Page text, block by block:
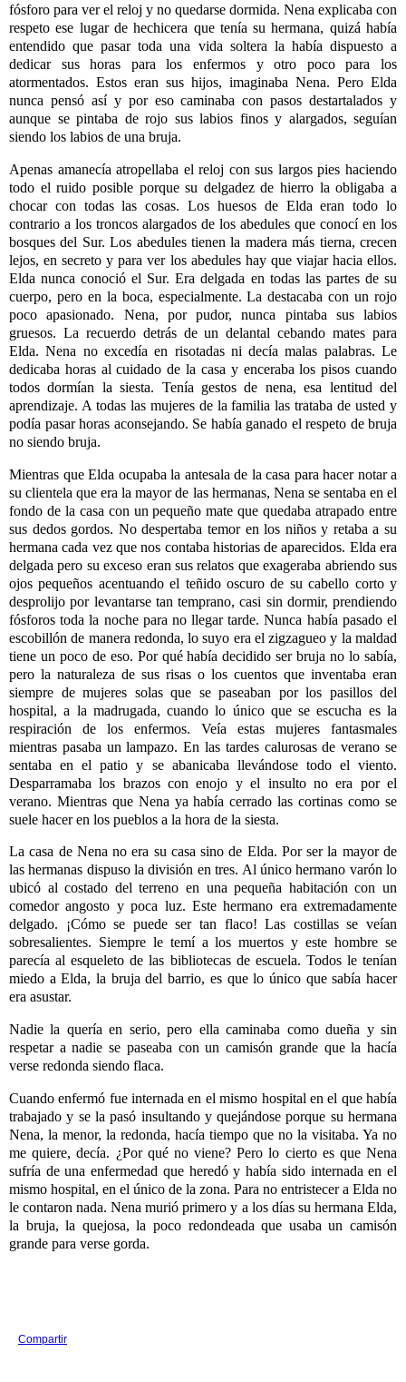
fósforo para ver el reloj y no quedarse dormida. Nena explicaba con
respeto ese lugar de hechicera que tenía su hermana, quizá había
entendido que pasar toda una vida soltera la había dispuesto a
dedicar sus horas para los enfermos y otro poco para los
atormentados. Estos eran sus hijos, imaginaba Nena. Pero Elda
nunca pensó así y por eso caminaba con pasos destartalados y
aunque se pintaba de rojo sus labios finos y alargados, seguían
siendo los labios de una bruja.
Apenas amanecía atropellaba el reloj con sus largos pies haciendo
todo el ruido posible porque su delgadez de hierro la obligaba a
chocar con todas las cosas. Los huesos de Elda eran todo lo
contrario a los troncos alargados de los abedules que conocí en los
bosques del Sur. Los abedules tienen la madera más tierna, crecen
lejos, en secreto y para ver los abedules hay que viajar hacia ellos.
Elda nunca conoció el Sur. Era delgada en todas las partes de su
cuerpo, pero en la boca, especialmente. La destacaba con un rojo
poco apasionado. Nena, por pudor, nunca pintaba sus labios
gruesos. La recuerdo detrás de un delantal cebando mates para
Elda. Nena no excedía en risotadas ni decía malas palabras. Le
dedicaba horas al cuidado de la casa y enceraba los pisos cuando
todos dormían la siesta. Tenía gestos de nena, esa lentitud del
aprendizaje. A todas las mujeres de la familia las trataba de usted y
podía pasar horas aconsejando. Se había ganado el respeto de bruja
no siendo bruja.
Mientras que Elda ocupaba la antesala de la casa para hacer notar a
su clientela que era la mayor de las hermanas, Nena se sentaba en el
fondo de la casa con un pequeño mate que quedaba atrapado entre
sus dedos gordos. No despertaba temor en los niños y retaba a su
hermana cada vez que nos contaba historias de aparecidos. Elda era
delgada pero su exceso eran sus relatos que exageraba abriendo sus
ojos pequeños acentuando el teñido oscuro de su cabello corto y
desprolijo por levantarse tan temprano, casi sin dormir, prendiendo
fósforos toda la noche para no llegar tarde. Nunca había pasado el
escobillón de manera redonda, lo suyo era el zigzagueo y la maldad
tiene un poco de eso. Por qué había decidido ser bruja no lo sabía,
pero la naturaleza de sus risas o los cuentos que inventaba eran
siempre de mujeres solas que se paseaban por los pasillos del
hospital, a la madrugada, cuando lo único que se escucha es la
respiración de los enfermos. Veía estas mujeres fantasmales
mientras pasaba un lampazo. En las tardes calurosas de verano se
sentaba en el patio y se abanicaba llevándose todo el viento.
Desparramaba los brazos con enojo y el insulto no era por el
verano. Mientras que Nena ya había cerrado las cortinas como se
suele hacer en los pueblos a la hora de la siesta.
La casa de Nena no era su casa sino de Elda. Por ser la mayor de
las hermanas dispuso la división en tres. Al único hermano varón lo
ubicó al costado del terreno en una pequeña habitación con un
comedor angosto y poca luz. Este hermano era extremadamente
delgado. ¡Cómo se puede ser tan flaco! Las costillas se veían
sobresalientes. Siempre le temí a los muertos y este hombre se
parecía al esqueleto de las bibliotecas de escuela. Todos le tenían
miedo a Elda, la bruja del barrio, es que lo único que sabía hacer
era asustar.
Nadie la quería en serio, pero ella caminaba como dueña y sin
respetar a nadie se paseaba con un camisón grande que la hacía
verse redonda siendo flaca.
Cuando enfermó fue internada en el mismo hospital en el que había
trabajado y se la pasó insultando y quejándose porque su hermana
Nena, la menor, la redonda, hacía tiempo que no la visitaba. Ya no
me quiere, decía. ¿Por qué no viene? Pero lo cierto es que Nena
sufría de una enfermedad que heredó y había sido internada en el
mismo hospital, en el único de la zona. Para no entristecer a Elda no
le contaron nada. Nena murió primero y a los días su hermana Elda,
la bruja, la quejosa, la poco redondeada que usaba un camisón
grande para verse gorda.
Compartir